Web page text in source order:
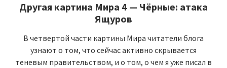
Другая картина Мира 4 — Чёрные: атака
Ящуров
В четвертой части картины Мира читатели блога
узнают о том, что сейчас активно скрывается
теневым правительством, и о том, о чем я уже писал в